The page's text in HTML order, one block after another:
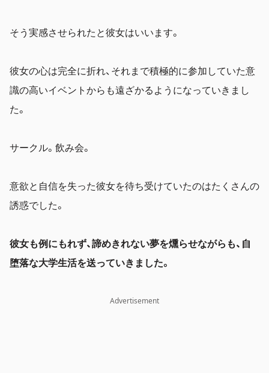
そう実感させられたと彼女はいいます。
彼女の心は完全に折れ、それまで積極的に参加していた意
識の高いイベントからも遠ざかるようになっていきまし
た。
サークル。飲み会。
意欲と自信を失った彼女を待ち受けていたのはたくさんの
誘惑でした。
彼女も例にもれず、諦めきれない夢を燻らせながらも、自
堕落な大学生活を送っていきました。
Advertisement